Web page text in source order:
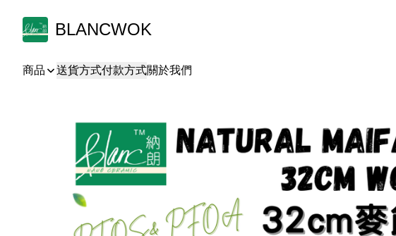
BLANCWOK
商品 送貨方式付款方式關於我們